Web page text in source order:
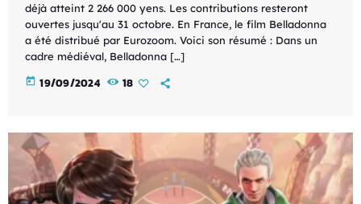
déjà atteint 2 266 000 yens. Les contributions resteront
ouvertes jusqu'au 31 octobre. En France, le film Belladonna
a été distribué par Eurozoom. Voici son résumé : Dans un
cadre médiéval, Belladonna […]
today 19/09/2024 18